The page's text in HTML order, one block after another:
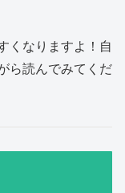
くなりますよ！自
ら読んでみてくだ